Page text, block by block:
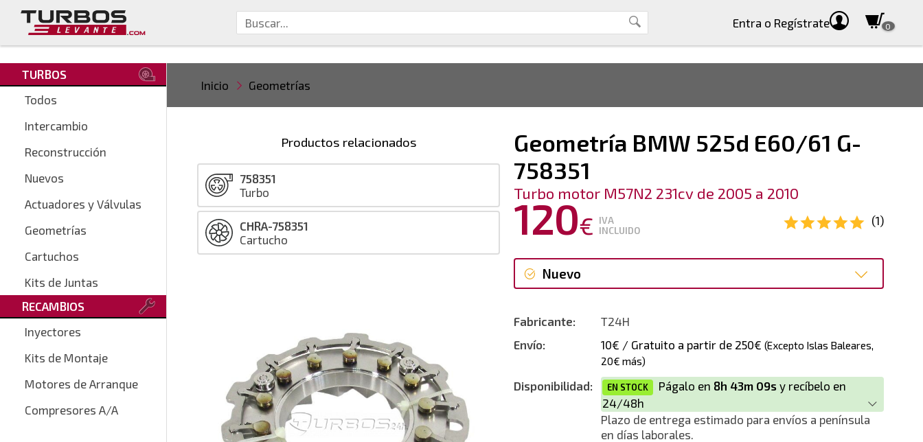
Entra o Regístrate 0
TURBOS
Todos
Intercambio
Reconstrucción
Nuevos
Actuadores y Válvulas
Geometrías
Cartuchos
Kits de Juntas
RECAMBIOS
Inyectores
Kits de Montaje
Motores de Arranque
Compresores A/A
Inicio Geometrías
Geometría BMW 525d E60/61 G-
758351
Turbo motor M57N2 231cv de 2005 a 2010
120€ IVA
INCLUIDO
(1)
Nuevo
Fabricante:
T24H
Envío:
10€ / Gratuito a partir de 250€ (Excepto Islas Baleares,
20€ más)
Disponibilidad: EN STOCK Págalo en 8h 43m 09s y recíbelo en
24/48h
Plazo de entrega estimado para envíos a península
en días laborales.
Productos relacionados
758351
Turbo
CHRA-758351
Cartucho